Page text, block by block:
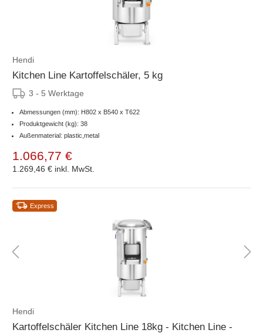
Hendi
Kitchen Line Kartoffelschäler, 5 kg
3 - 5 Werktage
Abmessungen (mm): H802 x B540 x T622
Produktgewicht (kg): 38
Außenmaterial: plastic,metal
1.066,77 €
1.269,46 € inkl. MwSt.
Express
Hendi
Kartoffelschäler Kitchen Line 18kg - Kitchen Line -